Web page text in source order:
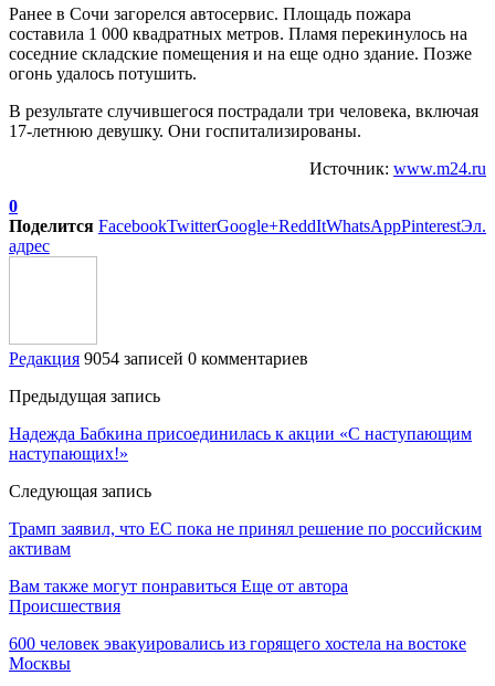
Ранее в Сочи загорелся автосервис. Площадь пожара
составила 1 000 квадратных метров. Пламя перекинулось на
соседние складские помещения и на еще одно здание. Позже
огонь удалось потушить.
В результате случившегося пострадали три человека, включая
17-летнюю девушку. Они госпитализированы.
Источник: www.m24.ru
0
Поделится FacebookTwitterGoogle+ReddItWhatsAppPinterestЭл.
адрес
Редакция 9054 записей 0 комментариев
Предыдущая запись
Надежда Бабкина присоединилась к акции «С наступающим
наступающих!»
Следующая запись
Трамп заявил, что ЕС пока не принял решение по российским
активам
Вам также могут понравиться Еще от автора
Происшествия
600 человек эвакуировались из горящего хостела на востоке
Москвы